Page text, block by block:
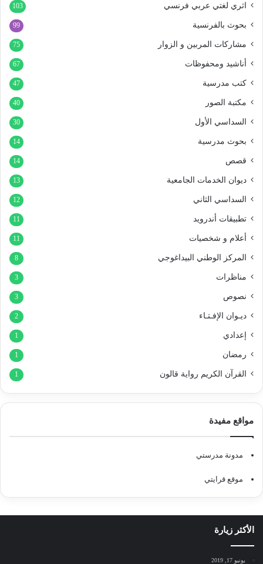
اثري لغتي عربي فرنسي 103
بحوث بالفرنسية 99
مشاركات المربين و الزوار 75
أناشيد ومحفوظات 67
كتب مدرسية 47
مكتبة الصور 40
السداسي الأول 30
بحوث مدرسية 14
قصص 14
ديوان الخدمات الجامعية 13
السداسي الثاني 12
تطبيقات أندرويد 11
أعلام و شخصيات 11
المركز الوطني البيداغوجي 8
مناظرات 3
نصوص 3
ديـوان الإفـتـاء 2
إعدادي 1
رمضان 1
القرآن الكريم رواية قالون 1
مواقع مفيدة
مدونة مدرستي
موقع قرايتي
الأكثر زيارة
يونيو 17, 2019